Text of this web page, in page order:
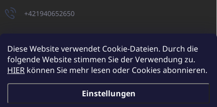
Diese Website verwendet Cookie-Dateien. Durch die
folgende Website stimmen Sie der Verwendung zu.
HIER können Sie mehr lesen oder Cookies abonnieren.
Einstellungen
+421940652650
UNICATO.sk UNICATOshop.cz UNICATO.at UNICATO.hu
UNICATOshop.pl